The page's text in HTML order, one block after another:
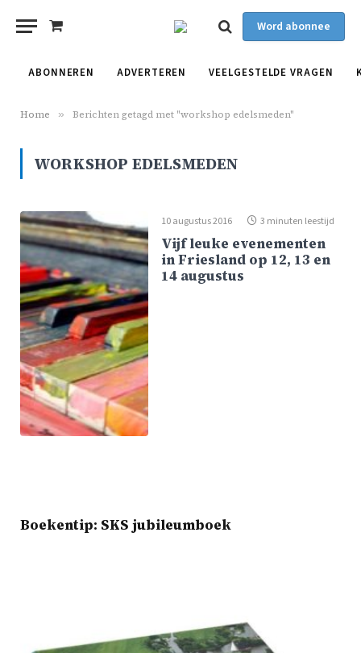
Shopping
Word abonnee
ABONNEREN ADVERTEREN VEELGESTELDE VRAGEN
Home » Berichten getagd met "workshop edelsmeden"
WORKSHOP EDELSMEDEN
10 augustus 2016 3 minuten leestijd
Vijf leuke evenementen
in Friesland op 12, 13 en
14 augustus
Boekentip: SKS jubileumboek